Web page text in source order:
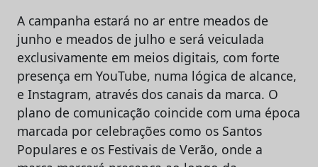
A campanha estará no ar entre meados de
junho e meados de julho e será veiculada
exclusivamente em meios digitais, com forte
presença em YouTube, numa lógica de alcance,
e Instagram, através dos canais da marca. O
plano de comunicação coincide com uma época
marcada por celebrações como os Santos
Populares e os Festivais de Verão, onde a